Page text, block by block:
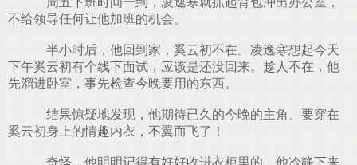
不给领导任何让他加班的机会。
半小时后，他回到家，奚云初不在。凌逸寒想起今天
下午奚云初有个线下面试，应该是还没回来。趁人不在，他
先溜进卧室，事先检查今晚要用的东西。
结果惊疑地发现，他期待已久的今晚的主角、要穿在
奚云初身上的情趣内衣，不翼而飞了！
奇怪，他明明记得有好好收进衣柜里的。他冷静下来